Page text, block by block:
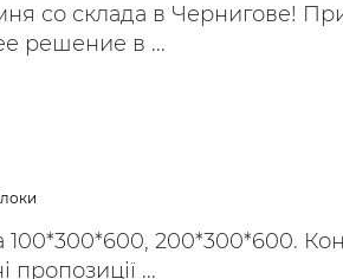
со склада в Чернигове!
решение в ...
200*300*600.
пропозиції ...